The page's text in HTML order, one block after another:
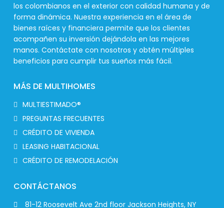
los colombianos en el exterior con calidad humana y de
forma dinámica. Nuestra experiencia en el área de
bienes raíces y financiera permite que los clientes
acompañen su inversión dejándola en las mejores
manos. Contáctate con nosotros y obtén múltiples
beneficios para cumplir tus sueños más fácil.
MÁS DE MULTIHOMES
MULTIESTIMADO®
PREGUNTAS FRECUENTES
CRÉDITO DE VIVIENDA
LEASING HABITACIONAL
CRÉDITO DE REMODELACIÓN
CONTÁCTANOS
81-12 Roosevelt Ave 2nd floor Jackson Heights, NY